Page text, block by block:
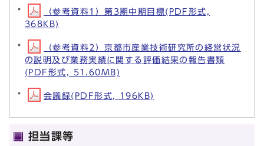
（参考資料1）第3期中期目標(PDF形式,
368KB)
（参考資料2）京都市産業技術研究所の経営状況
の説明及び業務実績に関する評価結果の報告書類
(PDF形式, 51.60MB)
会議録(PDF形式, 196KB)
担当課等